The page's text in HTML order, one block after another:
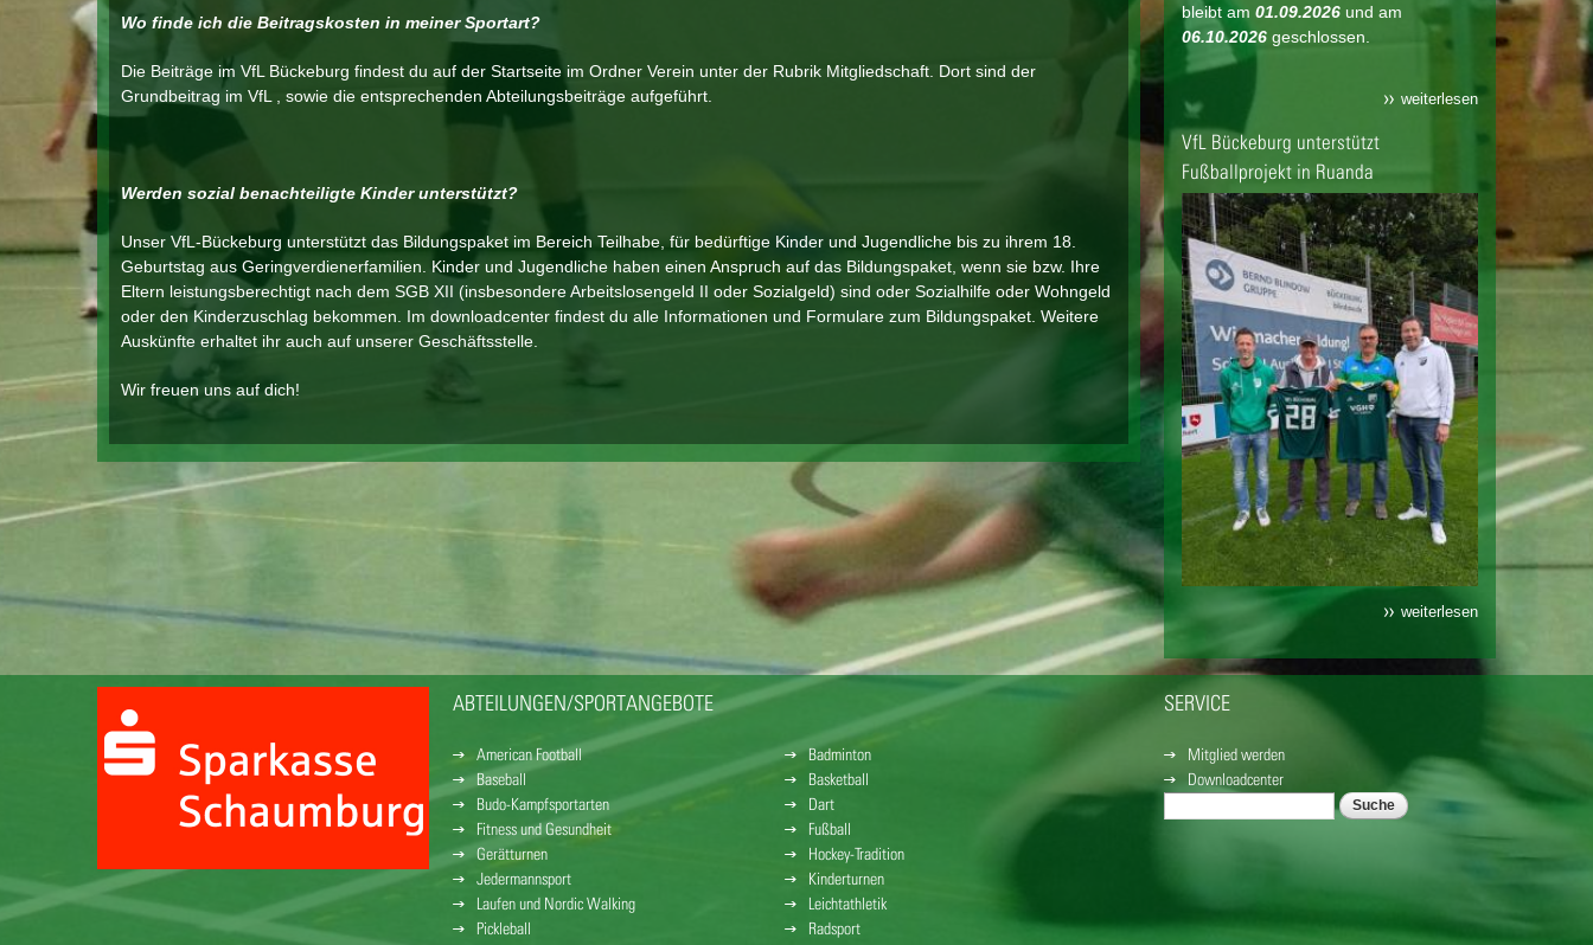
Wo finde ich die Beitragskosten in meiner Sportart?
Die Beiträge im VfL Bückeburg findest du auf der Startseite im Ordner Verein unter der Rubrik Mitgliedschaft. Dort sind der
Grundbeitrag im VfL , sowie die entsprechenden Abteilungsbeiträge aufgeführt.
Werden sozial benachteiligte Kinder unterstützt?
Unser VfL-Bückeburg unterstützt das Bildungspaket im Bereich Teilhabe, für bedürftige Kinder und Jugendliche bis zu ihrem 18.
Geburtstag aus Geringverdienerfamilien. Kinder und Jugendliche haben einen Anspruch auf das Bildungspaket, wenn sie bzw. Ihre
Eltern leistungsberechtigt nach dem SGB XII (insbesondere Arbeitslosengeld II oder Sozialgeld) sind oder Sozialhilfe oder Wohngeld
oder den Kinderzuschlag bekommen. Im downloadcenter findest du alle Informationen und Formulare zum Bildungspaket. Weitere
Auskünfte erhaltet ihr auch auf unserer Geschäftsstelle.
Wir freuen uns auf dich!
bleibt am 01.09.2026 und am
06.10.2026 geschlossen.
weiterlesen
VfL Bückeburg unterstützt
Fußballprojekt in Ruanda
weiterlesen
ABTEILUNGEN/SPORTANGEBOTE
American Football
Baseball
Budo-Kampfsportarten
Fitness und Gesundheit
Gerätturnen
Jedermannsport
Laufen und Nordic Walking
Pickleball
Badminton
Basketball
Dart
Fußball
Hockey-Tradition
Kinderturnen
Leichtathletik
Radsport
SERVICE
Mitglied werden
Downloadcenter